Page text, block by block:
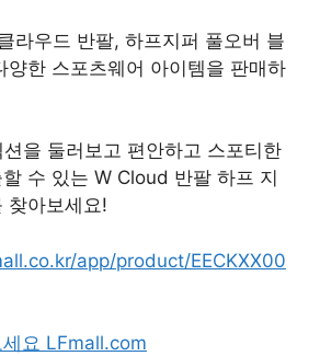
라우드 반팔, 하프지퍼 풀오버 ​​블
양한 스포츠웨어 아이템을 판매하
을 둘러보고 편안하고 스포티한
수 있는 W Cloud 반팔 하프 지
찾아보세요!
app/product/EECKXX00
요 LFmall.com